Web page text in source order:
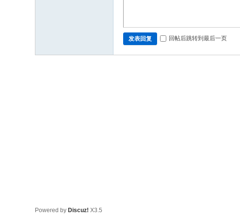
发表回复 回帖后跳转到最后一页
Powered by Discuz! X3.5